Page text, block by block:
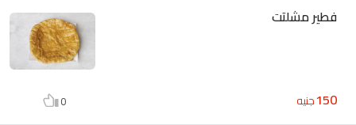
فطير مشلتت
150جنيه 0